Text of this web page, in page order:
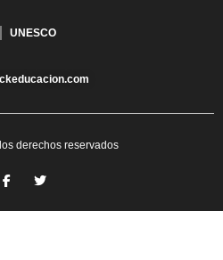
UNESCO
derechos reservados